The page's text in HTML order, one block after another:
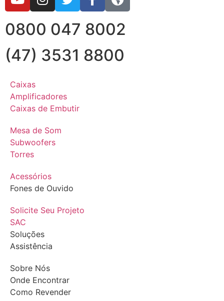
0800 047 8002
(47) 3531 8800
Caixas
Amplificadores
Caixas de Embutir
Mesa de Som
Subwoofers
Torres
Acessórios
Fones de Ouvido
Solicite Seu Projeto
SAC
Soluções
Assistência
Sobre Nós
Onde Encontrar
Como Revender